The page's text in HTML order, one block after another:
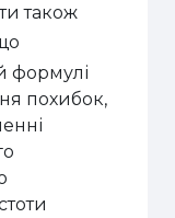
також
формулі
похибок,